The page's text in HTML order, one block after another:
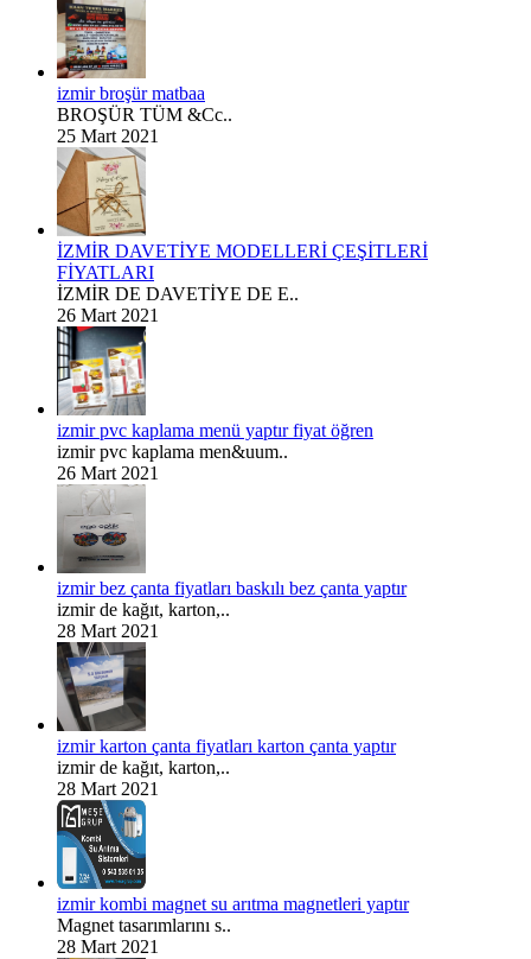
izmir broşür matbaa
BROŞÜR TÜM &Cc..
25 Mart 2021
İZMİR DAVETİYE MODELLERİ ÇEŞİTLERİ
FİYATLARI
İZMİR DE DAVETİYE DE E..
26 Mart 2021
izmir pvc kaplama menü yaptır fiyat öğren
izmir pvc kaplama men&uum..
26 Mart 2021
izmir bez çanta fiyatları baskılı bez çanta yaptır
izmir de kağıt, karton,..
28 Mart 2021
izmir karton çanta fiyatları karton çanta yaptır
izmir de kağıt, karton,..
28 Mart 2021
izmir kombi magnet su arıtma magnetleri yaptır
Magnet tasarımlarını s..
28 Mart 2021